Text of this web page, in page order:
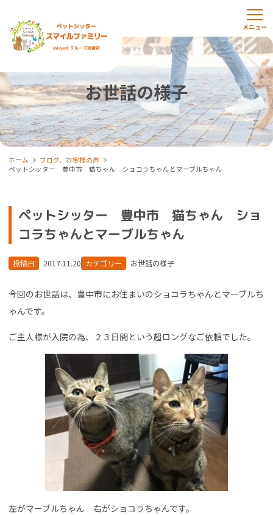
お世話の様子
ホーム
ブログ、お客様の声
ペットシッター 豊中市 猫ちゃん ショコラちゃんとマーブルちゃん
ペットシッター 豊中市 猫ちゃん ショ
コラちゃんとマーブルちゃん
投稿日 2017.11.20 カテゴリー お世話の様子
今回のお世話は、豊中市にお住まいのショコラちゃんとマーブルち
ゃんです。
ご主人様が入院の為、２３日間という超ロングなご依頼でした。
左がマーブルちゃん 右がショコラちゃんです。